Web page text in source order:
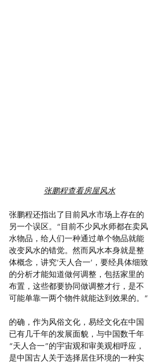
张鹏程查看房屋风水
张鹏程还指出了目前风水市场上存在的
另一个误区。“目前不少风水师都在卖风
水物品，给人们一种通过单个物品就能
改变风水的错觉。然而风水本身就是整
体概念，讲究‘天人合一’，要经具体细致
的分析才能知道做何调整，包括家里的
布置，这些都要协同做调整才行，是不
可能单靠一两个物件就能达到效果的。”
的确，作为风俗文化，易经文化在中国
已有几千年的发展面貌，与中国数千年
“天人合一”的宇宙观和审美观相呼应，
是中国古人关于选择居住环境的一种实